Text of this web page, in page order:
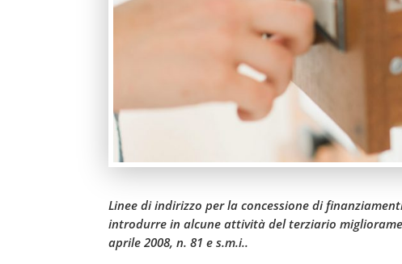
Linee di indirizzo per la concessione di
introdurre in alcune attività del terziario
aprile 2008, n. 81 e s.m.i..